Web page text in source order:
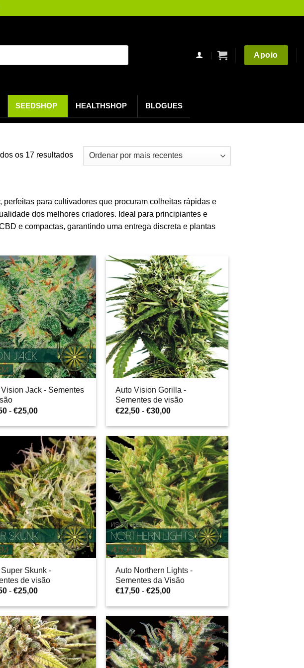
Apoio
SEEDSHOP HEALTHSHOP BLOGUES
os 17 resultadosOrdenado
por
para cultivadores que procuram colheitas rápidas e
dos melhores criadores. Ideal para principiantes e
e compactas, garantindo uma entrega discreta e plantas
Jack - Sementes
- €25,00Gama
preços:
€17,50
a
€25,00
Auto Vision Gorilla -
Sementes de visão
€22,50 - €30,00Gama
preços:
€22,50
a
€30,00
Skunk -
de visão
- €25,00Gama
preços:
€17,50
a
€25,00
Auto Northern Lights -
Sementes da Visão
€17,50 - €25,00Gama
preços:
€17,50
a
€25,00